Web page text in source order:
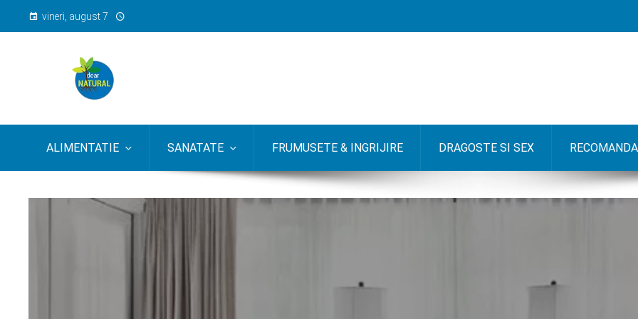
vineri, august 7
ALIMENTATIE SANATATE FRUMUSETE & INGRIJIRE DRAGOSTE SI SEX